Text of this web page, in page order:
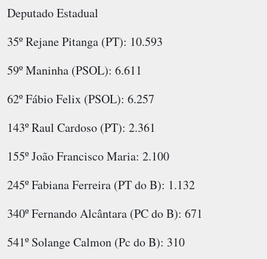
Deputado Estadual
35º Rejane Pitanga (PT): 10.593
59º Maninha (PSOL): 6.611
62º Fábio Felix (PSOL): 6.257
143º Raul Cardoso (PT): 2.361
155º João Francisco Maria: 2.100
245º Fabiana Ferreira (PT do B): 1.132
340º Fernando Alcântara (PC do B): 671
541º Solange Calmon (Pc do B): 310